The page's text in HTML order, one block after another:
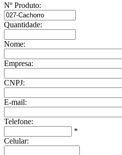
Nº Produto:
Quantidade:
Nome:
Empresa:
CNPJ:
E-mail:
Telefone:
*
Celular: